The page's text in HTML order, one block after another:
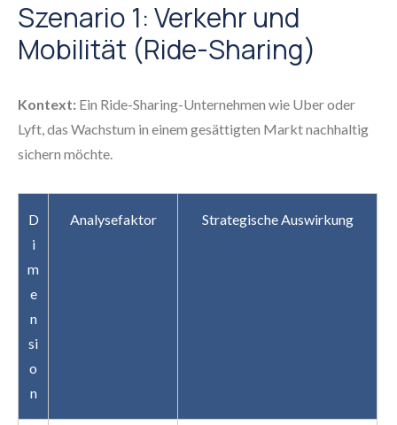
Szenario 1: Verkehr und
Mobilität (Ride-Sharing)
Kontext: Ein Ride-Sharing-Unternehmen wie Uber oder
Lyft, das Wachstum in einem gesättigten Markt nachhaltig
sichern möchte.
D
i
m
e
n
si
o
n
Analysefaktor Strategische Auswirkung